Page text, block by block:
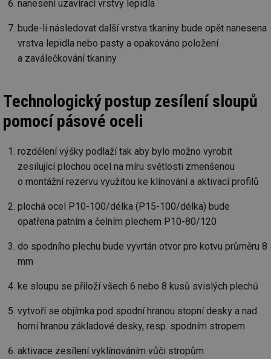
nanesení uzavírací vrstvy lepidla
bude-li následovat další vrstva tkaniny bude opět nanesena
vrstva lepidla nebo pasty a opakováno položení
a zaválečkování tkaniny
Technologický postup zesílení sloupů
pomocí pásové oceli
rozdělení výšky podlaží tak aby bylo možno vyrobit
zesilující plochou ocel na míru světlosti zmenšenou
o montážní rezervu využitou ke klínování a aktivací profilů
plochá ocel P10-100/délka (P15-100/délka) bude
opatřena patním a čelním plechem P10-80/120
do spodního plechu bude vyvrtán otvor pro kotvu průměru 8
mm
ke sloupu se přiloží všech 6 nebo 8 kusů svislých plechů
vytvoří se objímka pod spodní hranou stopní desky a nad
horní hranou základové desky, resp. spodním stropem
aktivace zesílení vyklínováním vůči stropům